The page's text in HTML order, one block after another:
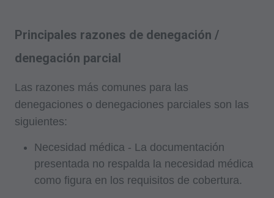
Principales razones de denegación /
denegación parcial
Las razones más comunes para las
denegaciones o denegaciones parciales son las
siguientes:
Necesidad médica - La documentación
presentada no respalda la necesidad médica
como figura en los requisitos de cobertura.